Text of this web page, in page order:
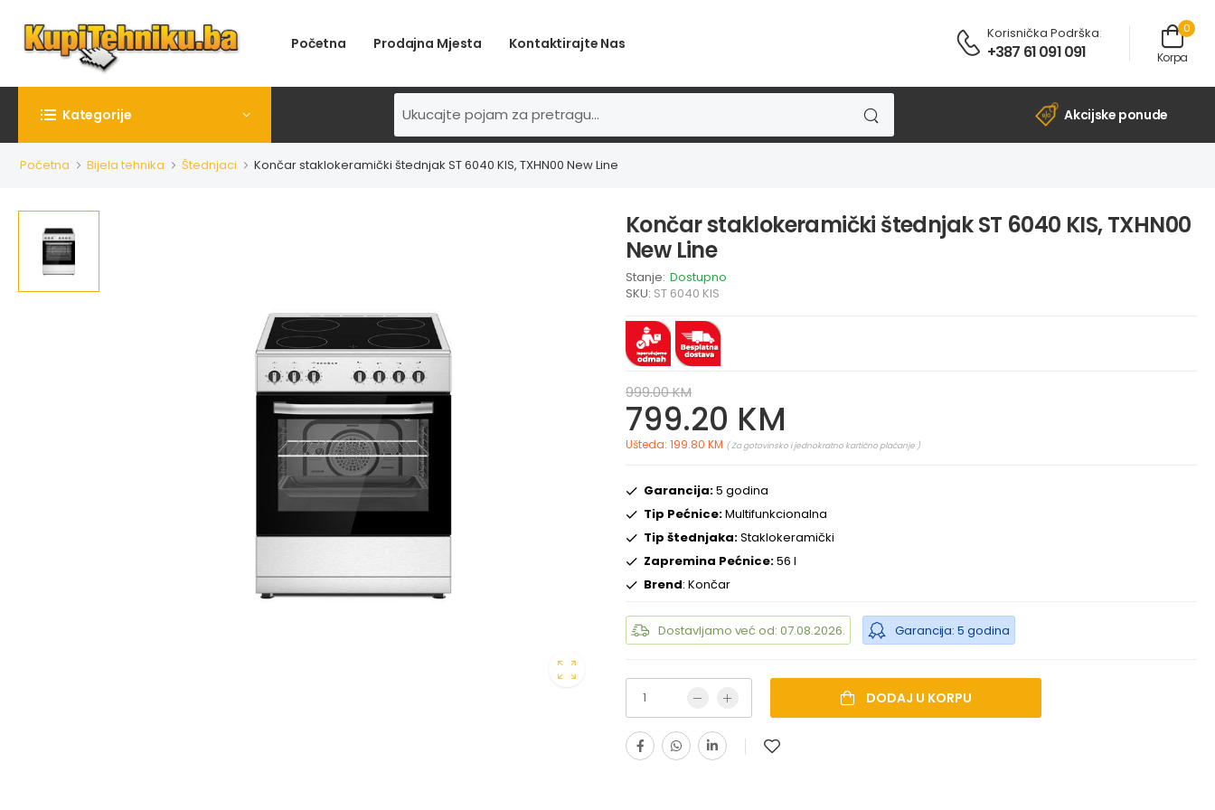
Početna Prodajna Mjesta Kontaktirajte Nas
Korisnička Podrška:
+387 61 091 091
0
Korpa
Kategorije Akcijske ponude
Početna Bijela tehnika Štednjaci Končar staklokeramički štednjak ST 6040 KIS, TXHN00 New Line
Končar staklokeramički štednjak ST 6040 KIS, TXHN00
New Line
Stanje: Dostupno
SKU: ST 6040 KIS
999.00 KM
799.20 KM
Ušteda: 199.80 KM ( Za gotovinsko i jednokratno kartično plaćanje )
Garancija:5 godina
Tip Pećnice:Multifunkcionalna
Tip štednjaka:Staklokeramički
Zapremina Pećnice:56 l
Brend: Končar
Dostavljamo već od: 07.08.2026. Garancija: 5 godina
DODAJ U KORPU